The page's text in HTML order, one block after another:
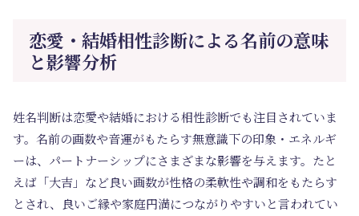
恋愛・結婚相性診断による名前の意味
と影響分析
姓名判断は恋愛や結婚における相性診断でも注目されていま
す。名前の画数や音運がもたらす無意識下の印象・エネルギ
ーは、パートナーシップにさまざまな影響を与えます。たと
えば「大吉」など良い画数が性格の柔軟性や調和をもたらす
とされ、良いご縁や家庭円満につながりやすいと言われてい